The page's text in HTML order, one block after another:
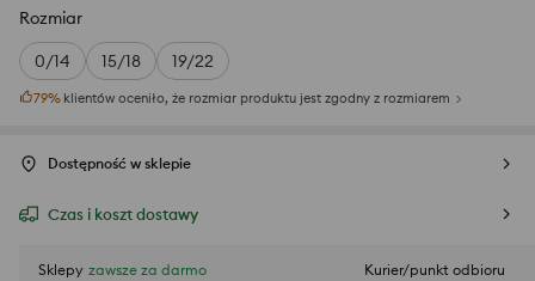
Rozmiar
0/14
15/18 19/22
79% klientów oceniło, że rozmiar produktu jest zgodny z rozmiarem
Dostępność w sklepie
Czas i koszt dostawy
Sklepy zawsze za darmo
Kurier/punkt odbioru